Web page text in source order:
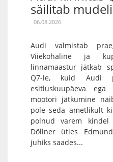
säilitab
06.08.2026
Audi valmistab
Viiekohaline ja
linnamaastur jätkab
Q7-le, kuid Audi
esitluskuupäeva
mootori jätkumine
pole seda ametlikult
polnud varem
Döllner ütles
juhiks saades...